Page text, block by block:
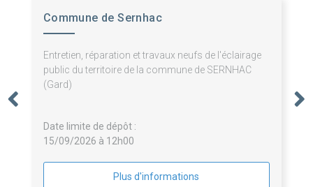
Commune de Sernhac
Entretien, réparation et travaux neufs de l'éclairage
public du territoire de la commune de SERNHAC
(Gard)
Date limite de dépôt :
15/09/2026 à 12h00
Plus d'informations